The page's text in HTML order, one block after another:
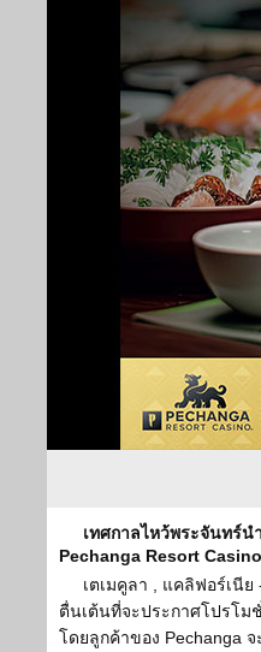
เทศกาลไหว้พระจันทร์น
Pechanga Resort Casino
เตเมคูลา , แคลิฟอร์เนีย
ตื่นเต้นที่จะประกาศโปรโม
โดยลูกค้าของ Pechanga